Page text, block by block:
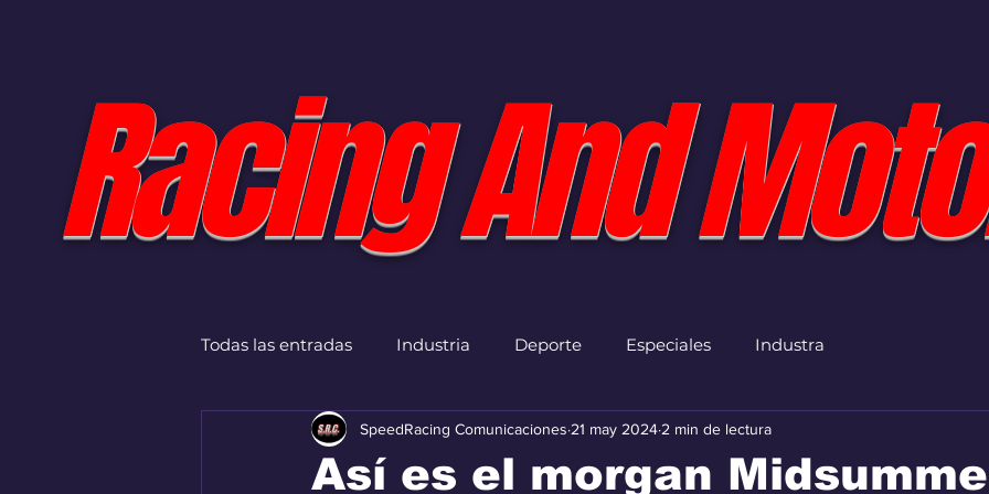
Racing And
Todas las entradas Industria Deporte Especiales Industra
Así es el morgan
SpeedRacing Comunicaciones 21 may 2024 2 min de lectura